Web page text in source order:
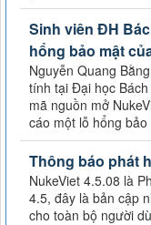
Sinh viên ĐH
hổng bảo mật
Nguyễn Quang
tính tại Đại học
mã nguồn mở
cáo một lỗ hổng
Thông báo phát
NukeViet 4.5.08 là
4.5, đây là bản cập
cho toàn bộ người